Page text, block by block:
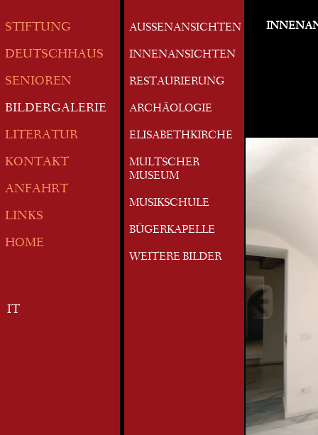
STIFTUNG
DEUTSCHHAUS
SENIOREN
BILDERGALERIE
LITERATUR
KONTAKT
ANFAHRT
LINKS
HOME
IT
AUSSENANSICHTEN
INNENANSICHTEN
RESTAURIERUNG
ARCHÄOLOGIE
ELISABETHKIRCHE
MULTSCHER
MUSEUM
MUSIKSCHULE
BÜGERKAPELLE
WEITERE BILDER